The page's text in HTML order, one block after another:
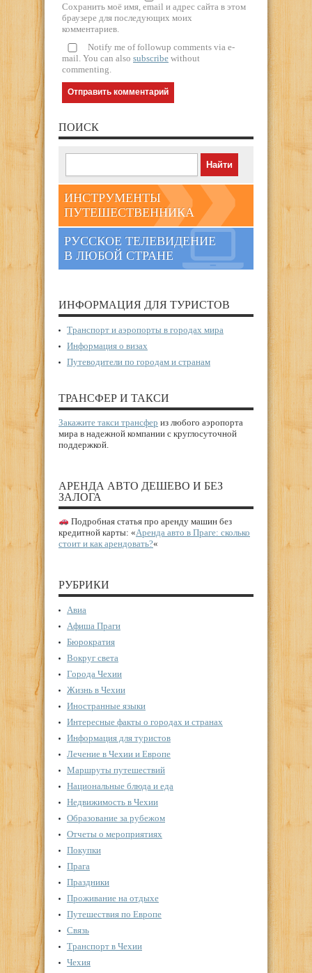
Сохранить моё имя, email и адрес сайта в этом
браузере для последующих моих
комментариев.
Notify me of followup comments via e-
mail. You can also subscribe without
commenting.
ПОИСК
ИНСТРУМЕНТЫ
ПУТЕШЕСТВЕННИКА
РУССКОЕ ТЕЛЕВИДЕНИЕ
В ЛЮБОЙ СТРАНЕ
ИНФОРМАЦИЯ ДЛЯ ТУРИСТОВ
Транспорт и аэропорты в городах мира
Информация о визах
Путеводители по городам и странам
ТРАНСФЕР И ТАКСИ
Закажите такси трансфер из любого аэропорта
мира в надежной компании с круглосуточной
поддержкой.
АРЕНДА АВТО ДЕШЕВО И БЕЗ
ЗАЛОГА
Подробная статья про аренду машин без
кредитной карты: «Аренда авто в Праге: сколько
стоит и как арендовать?«
РУБРИКИ
Авиа
Афиша Праги
Бюрократия
Вокруг света
Города Чехии
Жизнь в Чехии
Иностранные языки
Интересные факты о городах и странах
Информация для туристов
Лечение в Чехии и Европе
Маршруты путешествий
Национальные блюда и еда
Недвижимость в Чехии
Образование за рубежом
Отчеты о мероприятиях
Покупки
Прага
Праздники
Проживание на отдыхе
Путешествия по Европе
Связь
Транспорт в Чехии
Чехия